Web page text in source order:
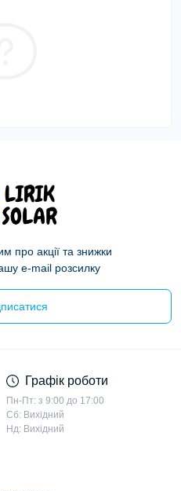
про акції та знижки
e-mail розсилку
Графік роботи
Пн-Пт: з 9:00 до 17:00
Сб: Вихідний
Нд: Вихідний